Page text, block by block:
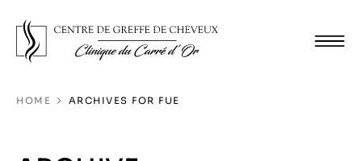
HOME ARCHIVES FOR FUE